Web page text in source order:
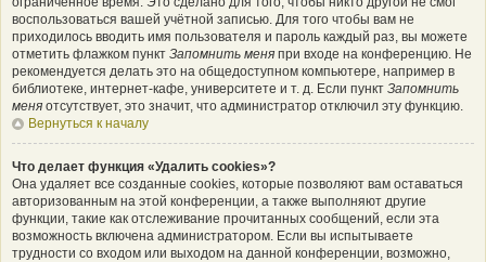
воспользоваться вашей учётной записью. Для того чтобы вам не
приходилось вводить имя пользователя и пароль каждый раз, вы можете
отметить флажком пункт Запомнить меня при входе на конференцию. Не
рекомендуется делать это на общедоступном компьютере, например в
библиотеке, интернет-кафе, университете и т. д. Если пункт Запомнить
меня отсутствует, это значит, что администратор отключил эту функцию.
Вернуться к началу
Что делает функция «Удалить cookies»?
Она удаляет все созданные cookies, которые позволяют вам оставаться
авторизованным на этой конференции, а также выполняют другие
функции, такие как отслеживание прочитанных сообщений, если эта
возможность включена администратором. Если вы испытываете
трудности со входом или выходом на данной конференции, возможно,